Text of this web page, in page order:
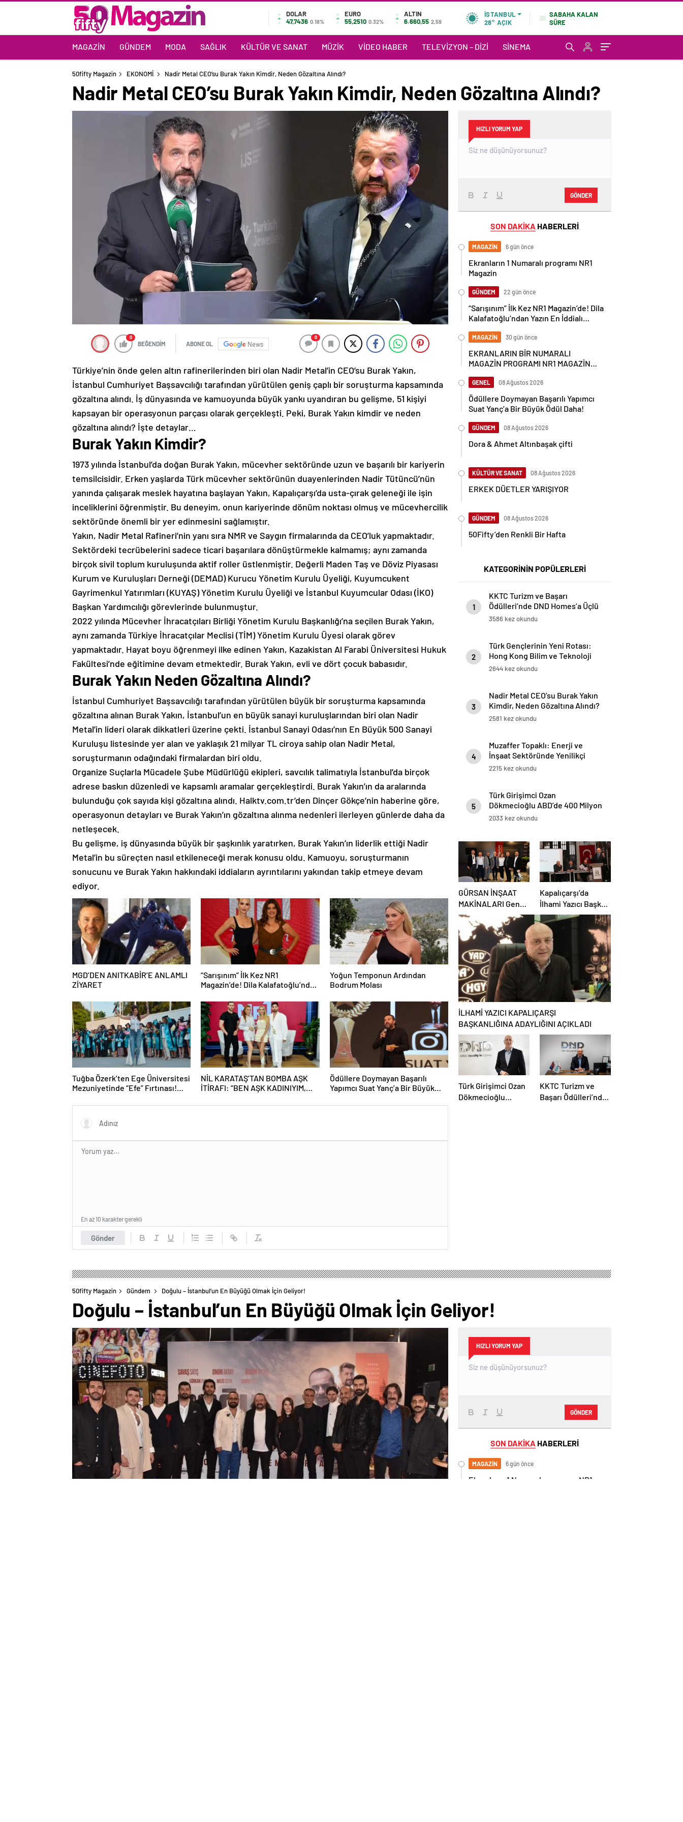
DOLAR
47,7436 0.18%
EURO
55,2510 0.32%
ALTIN
6.660,55 2,59
İSTANBUL
28° AÇIK
SABAHA KALAN
SÜRE
MAGAZIN GÜNDEM MODA SAĞLIK KÜLTÜR VE SANAT MÜZIK VIDEO HABER TELEVIZYON – DIZI SINEMA
50fifty Magazin EKONOMİ Nadir Metal CEO’su Burak Yakın Kimdir, Neden Gözaltına Alındı?
Nadir Metal CEO’su Burak Yakın Kimdir, Neden Gözaltına Alındı?
0
BEĞENDİM ABONE OL News
0
Türkiye’nin önde gelen altın rafinerilerinden biri olan Nadir Metal’in CEO’su Burak Yakın,
İstanbul Cumhuriyet Başsavcılığı tarafından yürütülen geniş çaplı bir soruşturma kapsamında
gözaltına alındı. İş dünyasında ve kamuoyunda büyük yankı uyandıran bu gelişme, 51 kişiyi
kapsayan bir operasyonun parçası olarak gerçekleşti. Peki, Burak Yakın kimdir ve neden
gözaltına alındı? İşte detaylar…
Burak Yakın Kimdir?
1973 yılında İstanbul’da doğan Burak Yakın, mücevher sektöründe uzun ve başarılı bir kariyerin
temsilcisidir. Erken yaşlarda Türk mücevher sektörünün duayenlerinden Nadir Tütüncü’nün
yanında çalışarak meslek hayatına başlayan Yakın, Kapalıçarşı’da usta-çırak geleneği ile işin
inceliklerini öğrenmiştir. Bu deneyim, onun kariyerinde dönüm noktası olmuş ve mücevhercilik
sektöründe önemli bir yer edinmesini sağlamıştır.
Yakın, Nadir Metal Rafineri’nin yanı sıra NMR ve Saygın firmalarında da CEO’luk yapmaktadır.
Sektördeki tecrübelerini sadece ticari başarılara dönüştürmekle kalmamış; aynı zamanda
birçok sivil toplum kuruluşunda aktif roller üstlenmiştir. Değerli Maden Taş ve Döviz Piyasası
Kurum ve Kuruluşları Derneği (DEMAD) Kurucu Yönetim Kurulu Üyeliği, Kuyumcukent
Gayrimenkul Yatırımları (KUYAŞ) Yönetim Kurulu Üyeliği ve İstanbul Kuyumcular Odası (İKO)
Başkan Yardımcılığı görevlerinde bulunmuştur.
2022 yılında Mücevher İhracatçıları Birliği Yönetim Kurulu Başkanlığı’na seçilen Burak Yakın,
aynı zamanda Türkiye İhracatçılar Meclisi (TİM) Yönetim Kurulu Üyesi olarak görev
yapmaktadır. Hayat boyu öğrenmeyi ilke edinen Yakın, Kazakistan Al Farabi Üniversitesi Hukuk
Fakültesi’nde eğitimine devam etmektedir. Burak Yakın, evli ve dört çocuk babasıdır.
Burak Yakın Neden Gözaltına Alındı?
İstanbul Cumhuriyet Başsavcılığı tarafından yürütülen büyük bir soruşturma kapsamında
gözaltına alınan Burak Yakın, İstanbul’un en büyük sanayi kuruluşlarından biri olan Nadir
Metal’in lideri olarak dikkatleri üzerine çekti. İstanbul Sanayi Odası’nın En Büyük 500 Sanayi
Kuruluşu listesinde yer alan ve yaklaşık 21 milyar TL ciroya sahip olan Nadir Metal,
soruşturmanın odağındaki firmalardan biri oldu.
Organize Suçlarla Mücadele Şube Müdürlüğü ekipleri, savcılık talimatıyla İstanbul’da birçok
adrese baskın düzenledi ve kapsamlı aramalar gerçekleştirdi. Burak Yakın’ın da aralarında
bulunduğu çok sayıda kişi gözaltına alındı. Halktv.com.tr’den Dinçer Gökçe’nin haberine göre,
operasyonun detayları ve Burak Yakın’ın gözaltına alınma nedenleri ilerleyen günlerde daha da
netleşecek.
Bu gelişme, iş dünyasında büyük bir şaşkınlık yaratırken, Burak Yakın’ın liderlik ettiği Nadir
Metal’in bu süreçten nasıl etkileneceği merak konusu oldu. Kamuoyu, soruşturmanın
sonucunu ve Burak Yakın hakkındaki iddiaların ayrıntılarını yakından takip etmeye devam
ediyor.
MGD’DEN ANITKABİR’E ANLAMLI
ZİYARET
“Sarışınım” İlk Kez NR1
Magazin’de! Dila Kalafatoğlu’ndan
Yoğun Temponun Ardından
Bodrum Molası
Tuğba Özerk’ten Ege Üniversitesi
Mezuniyetinde “Efe” Fırtınası!
NİL KARATAŞ’TAN BOMBA AŞK
İTİRAFI: “BEN AŞK KADINIYIM,
Ödüllere Doymayan Başarılı
Yapımcı Suat Yanç’a Bir Büyük
Gönder
En az 10 karakter gerekli
HIZLI YORUM YAP
GÖNDER
SON DAKİKA HABERLERİ
MAGAZİN 6 gün önce
Ekranların 1 Numaralı programı NR1
Magazin
GÜNDEM 22 gün önce
“Sarışınım” İlk Kez NR1 Magazin’de! Dila
Kalafatoğlu’ndan Yazın En İddialı
MAGAZİN 30 gün önce
EKRANLARIN BİR NUMARALI
MAGAZİN PROGRAMI NR1 MAGAZİN
GENEL 08 Ağustos 2026
Ödüllere Doymayan Başarılı Yapımcı
Suat Yanç’a Bir Büyük Ödül Daha!
GÜNDEM 08 Ağustos 2026
Dora & Ahmet Altınbaşak çifti
KÜLTÜR VE SANAT 08 Ağustos 2026
ERKEK DÜETLER YARIŞIYOR
GÜNDEM 08 Ağustos 2026
50Fifty’den Renkli Bir Hafta
KATEGORİNİN POPÜLERLERİ
1
KKTC Turizm ve Başarı
Ödülleri’nde DND Homes’a Üçlü
Zafer
3586 kez okundu
2
Türk Gençlerinin Yeni Rotası:
Hong Kong Bilim ve Teknoloji
Üniversitesi
2644 kez okundu
3
Nadir Metal CEO’su Burak Yakın
Kimdir, Neden Gözaltına Alındı?
2581 kez okundu
4
Muzaffer Topaklı: Enerji ve
İnşaat Sektöründe Yenilikçi
Adımlarıyla Öne Çıkıyor
2215 kez okundu
5
Türk Girişimci Ozan
Dökmecioğlu ABD’de 400 Milyon
Dolarlık Gayrimenkul Portföyü
2033 kez okundu
GÜRSAN İNŞAAT
MAKİNALARI Genel
Müdürü Ümit Ömer
Kınav verdikleri
hizmetleri anlattı.
Kapalıçarşı’da
İlhami Yazıcı Başkan
Seçildi
İLHAMİ YAZICI KAPALIÇARŞI
BAŞKANLIĞINA ADAYLIĞINI AÇIKLADI
Türk Girişimci Ozan
Dökmecioğlu
KKTC Turizm ve
Başarı Ödülleri’nde
50fifty Magazin Gündem Doğulu – İstanbul’un En Büyüğü Olmak İçin Geliyor!
Doğulu – İstanbul’un En Büyüğü Olmak İçin Geliyor!
HIZLI YORUM YAP
GÖNDER
SON DAKİKA HABERLERİ
MAGAZİN 6 gün önce
Ekranların 1 Numaralı programı NR1